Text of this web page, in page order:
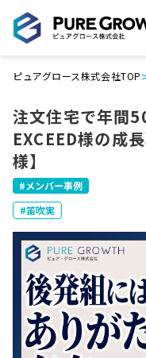
経営コ
PGハウ
土地・
事例
プロジ
クライ
ピュアグロース株式会社TOP
注文住宅で年間
EXCEED様の成
様】
メンバー事例
笛吹実